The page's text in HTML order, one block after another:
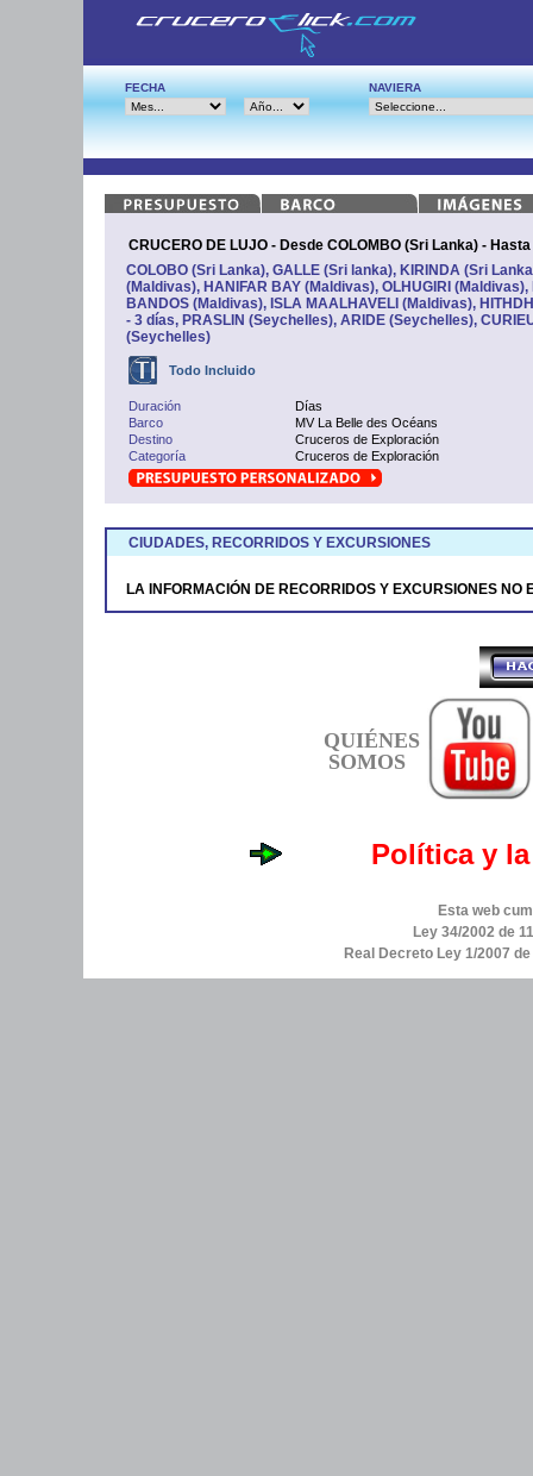
FECHA NAVIERA
CRUCERO DE LUJO - Desde COLOMBO (Sri Lanka) -
COLOBO (Sri Lanka), GALLE (Sri lanka), KIRINDA (Sri
(Maldivas), HANIFAR BAY (Maldivas), OLHUGIRI
BANDOS (Maldivas), ISLA MAALHAVELI (Maldivas),
- 3 días, PRASLIN (Seychelles), ARIDE (Seychelles),
(Seychelles)
Todo Incluido
Duración
Días
Barco
MV La Belle des Océans
Destino
Cruceros de Exploración
Categoría
Cruceros de Exploración
CIUDADES, RECORRIDOS Y EXCURSIONES
LA INFORMACIÓN DE RECORRIDOS Y EXCURSIONES NO
QUIÉNES
SOMOS
Política y
Esta web
Ley 34/2002 de
Real Decreto Ley 1/2007